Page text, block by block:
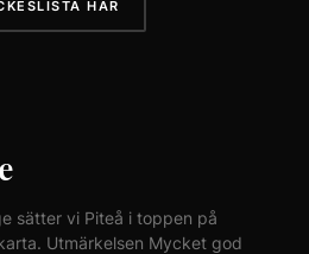
HÄR
sätter vi Piteå i toppen på
Utmärkelsen Mycket god